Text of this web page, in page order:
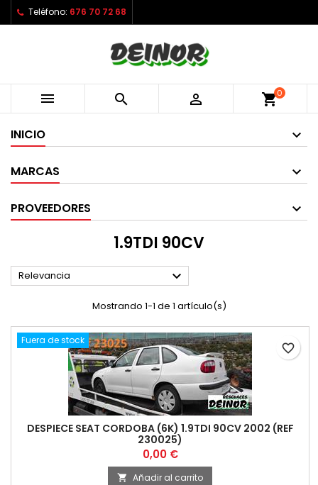
Teléfono: 676 70 72 68
   shopping_cart0
INICIO
MARCAS
PROVEEDORES
1.9TDI 90CV
Relevancia 
Mostrando 1-1 de 1 artículo(s)
Fuera de stock
DESPIECE SEAT CORDOBA (6K) 1.9TDI 90CV 2002 (REF
230025)
Precio
0,00 €
 Añadir al carrito
favorite_border